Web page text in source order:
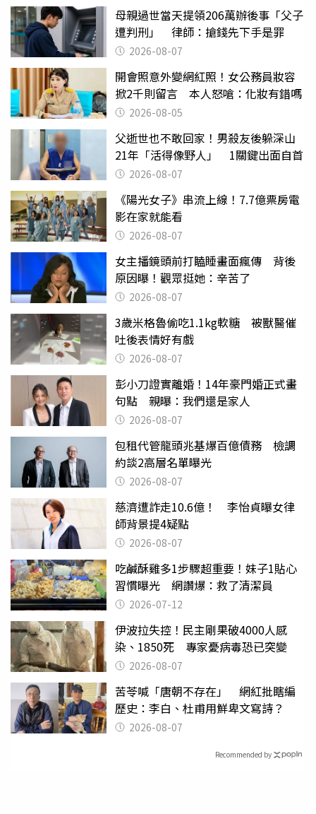
母親過世當天提領206萬辦後事「父子
遭判刑」 律師：搶錢先下手是罪
2026-08-07
開會照意外變網紅照！女公務員妝容
掀2千則留言 本人怒嗆：化妝有錯嗎
2026-08-05
父逝世也不敢回家！男殺友後躲深山
21年「活得像野人」 1關鍵出面自首
2026-08-07
《陽光女子》串流上線！7.7億票房電
影在家就能看
2026-08-07
女主播鏡頭前打瞌睡畫面瘋傳 背後
原因曝！觀眾挺她：辛苦了
2026-08-07
3歲米格魯偷吃1.1kg軟糖 被獸醫催
吐後表情好有戲
2026-08-07
彭小刀證實離婚！14年豪門婚正式畫
句點 親曝：我們還是家人
2026-08-07
包租代管龍頭兆基爆百億債務 檢調
約談2高層名單曝光
2026-08-07
慈濟遭詐走10.6億！ 李怡貞曝女律
師背景提4疑點
2026-08-07
吃鹹酥雞多1步驟超重要！妹子1貼心
習慣曝光 網讚爆：救了清潔員
2026-07-12
伊波拉失控！民主剛果破4000人感
染、1850死 專家憂病毒恐已突變
2026-08-07
苦苓喊「唐朝不存在」 網紅批瞎編
歷史：李白、杜甫用鮮卑文寫詩？
2026-08-07
Recommended by